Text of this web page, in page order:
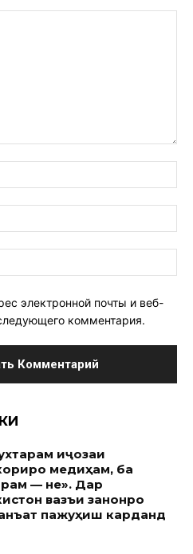
электронной почты и веб-
комментария.
иҷозаи
медиҳам, ба
— не». Дар
вазъи занонро
пажуҳиш карданд